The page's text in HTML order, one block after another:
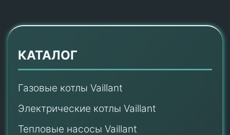
КАТАЛОГ
Газовые котлы Vaillant
Электрические котлы Vaillant
Тепловые насосы Vaillant